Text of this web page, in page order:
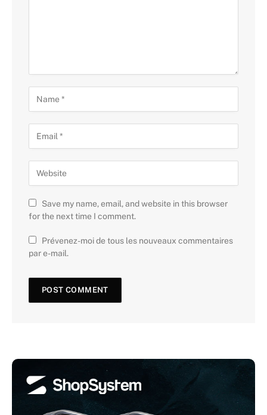
Save my name, email, and website in this browser
for the next time I comment.
Prévenez-moi de tous les nouveaux commentaires
par e-mail.